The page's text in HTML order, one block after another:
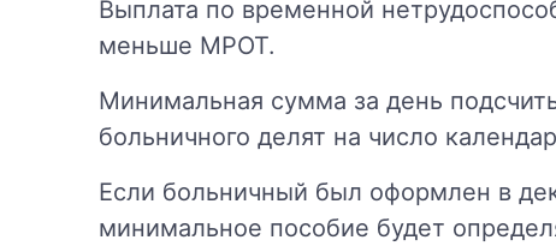
Выплата по временной
меньше МРОТ.
Минимальная сумма за день
больничного делят на число
Если больничный был оформлен в
минимальное пособие будет